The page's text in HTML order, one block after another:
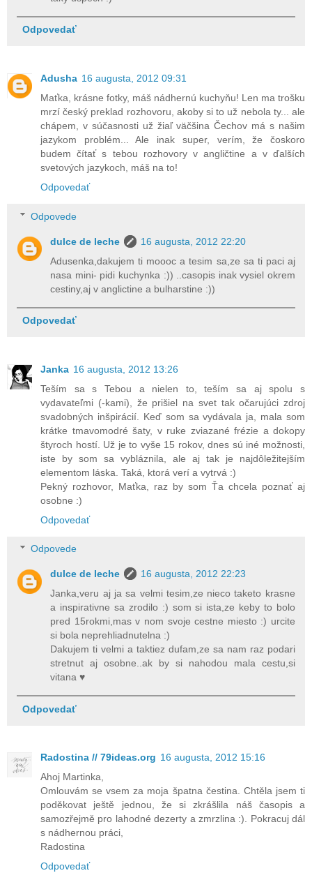
Odpovedať
Adusha 16 augusta, 2012 09:31
Maťka, krásne fotky, máš nádhernú kuchyňu! Len ma trošku
mrzí český preklad rozhovoru, akoby si to už nebola ty... ale
chápem, v súčasnosti už žiaľ väčšina Čechov má s našim
jazykom problém... Ale inak super, verím, že čoskoro
budem čítať s tebou rozhovory v angličtine a v ďalších
svetových jazykoch, máš na to!
Odpovedať
Odpovede
dulce de leche
16 augusta, 2012 22:20
Adusenka,dakujem ti moooc a tesim sa,ze sa ti paci aj
nasa mini- pidi kuchynka :)) ..casopis inak vysiel okrem
cestiny,aj v anglictine a bulharstine :))
Odpovedať
Janka 16 augusta, 2012 13:26
Teším sa s Tebou a nielen to, teším sa aj spolu s
vydavateľmi (-kami), že prišiel na svet tak očarujúci zdroj
svadobných inšpirácií. Keď som sa vydávala ja, mala som
krátke tmavomodré šaty, v ruke zviazané frézie a dokopy
štyroch hostí. Už je to vyše 15 rokov, dnes sú iné možnosti,
iste by som sa vybláznila, ale aj tak je najdôležitejším
elementom láska. Taká, ktorá verí a vytrvá :)
Pekný rozhovor, Maťka, raz by som Ťa chcela poznať aj
osobne :)
Odpovedať
Odpovede
dulce de leche
16 augusta, 2012 22:23
Janka,veru aj ja sa velmi tesim,ze nieco taketo krasne
a inspirativne sa zrodilo :) som si ista,ze keby to bolo
pred 15rokmi,mas v nom svoje cestne miesto :) urcite
si bola neprehliadnutelna :)
Dakujem ti velmi a taktiez dufam,ze sa nam raz podari
stretnut aj osobne..ak by si nahodou mala cestu,si
vitana ♥
Odpovedať
Radostina // 79ideas.org 16 augusta, 2012 15:16
Ahoj Martinka,
Omlouvám se vsem za moja špatna čestina. Chtěla jsem ti
poděkovat ještě jednou, že si zkrášlila náš časopis a
samozřejmě pro lahodné dezerty a zmrzlina :). Pokracuj dál
s nádhernou práci,
Radostina
Odpovedať